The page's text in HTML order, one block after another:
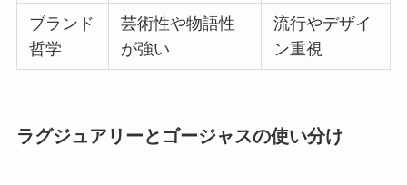
ブランド
哲学
芸術性や物語性
が強い
流行やデザイ
ン重視
ラグジュアリーとゴージャスの使い分け